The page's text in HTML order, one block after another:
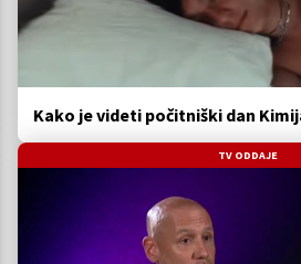
Kako je videti počitniški dan
TV ODDAJE